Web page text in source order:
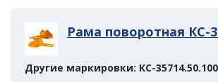
Рама поворотная КС-
Другие маркировки: КС-35714.50.100